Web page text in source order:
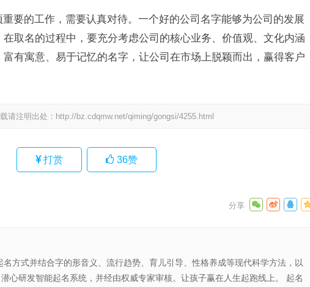
要的工作，需要认真对待。一个好的公司名字能够为公司的发展
取名的过程中，要充分考虑公司的核心业务、价值观、文化内涵
有寓意、易于记忆的名字，让公司在市场上脱颖而出，赢得客户
请注明出处： http://bz.cdqmw.net/qiming/gongsi/4255.html
打赏 36赞
方式并结合字的形音义、流行趋势、育儿引导、性格养成等现代科学方法，以
潜心研发智能起名系统，并经由权威专家审核。让孩子赢在人生起跑线上。 起名